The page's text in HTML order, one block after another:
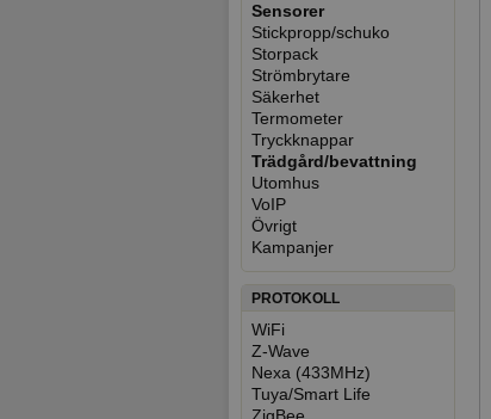
Sensorer
Stickpropp/schuko
Storpack
Strömbrytare
Säkerhet
Termometer
Tryckknappar
Trädgård/bevattning
Utomhus
VoIP
Övrigt
Kampanjer
PROTOKOLL
WiFi
Z-Wave
Nexa (433MHz)
Tuya/Smart Life